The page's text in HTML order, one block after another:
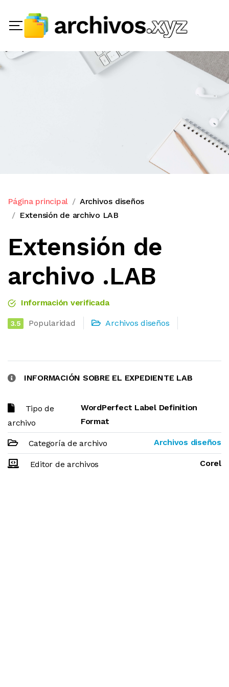
Página principal
Archivos diseños
Extensión de archivo LAB
Extensión de
archivo .LAB
Información verificada
3.5 Popularidad Archivos diseños
INFORMACIÓN SOBRE EL EXPEDIENTE LAB
Tipo de
archivo
WordPerfect Label Definition
Format
Categoría de archivo Archivos diseños
Editor de archivos Corel